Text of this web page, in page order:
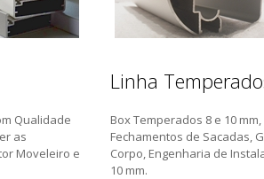
Qualidade
as
Moveleiro e
Linha
Box Temperados 8 e 10 mm,
Fechamentos de Sacadas,
Corpo, Engenharia de
10 mm.